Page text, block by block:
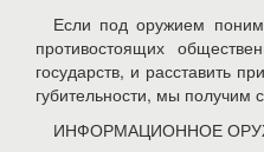
Если под оружием
противостоящих
государств, и расставить
губительности, мы получим
ИНФОРМАЦИОННОЕ